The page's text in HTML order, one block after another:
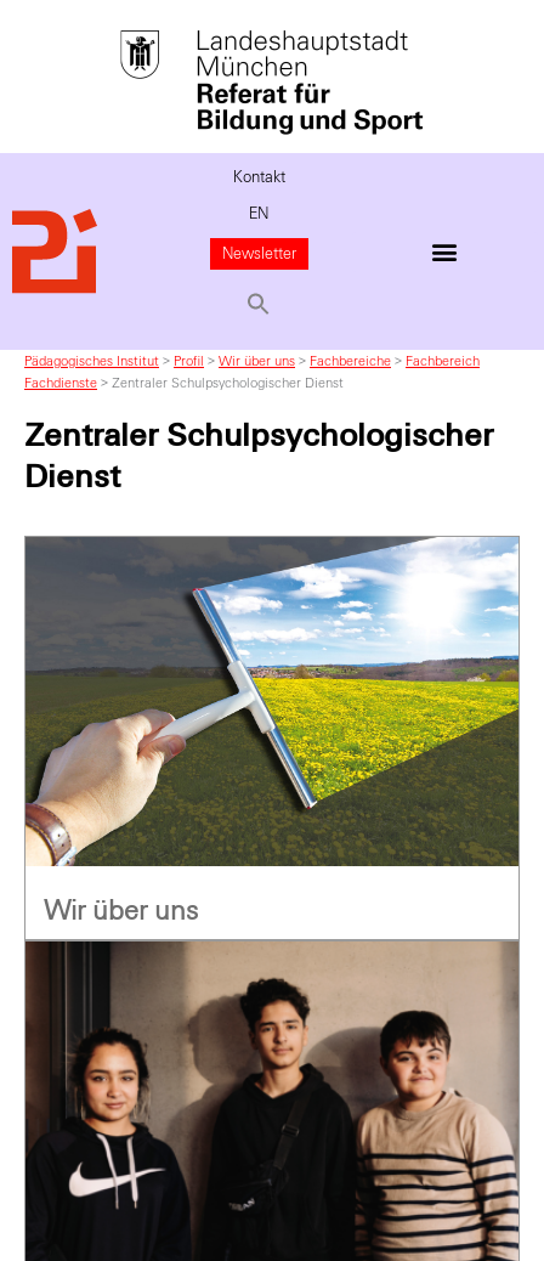
Kontakt
EN
Newsletter
Pädagogisches Institut > Profil > Wir über uns > Fachbereiche > Fachbereich
Fachdienste > Zentraler Schulpsychologischer Dienst
Zentraler Schulpsychologischer
Dienst
Wir über uns